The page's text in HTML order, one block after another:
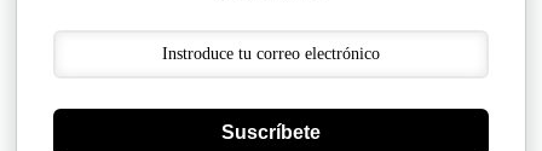
Suscríbete